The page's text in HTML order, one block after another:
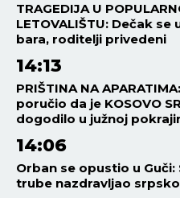
TRAGEDIJA U
LETOVALIŠTU: Dečak
bara, roditelji privedeni
14:13
PRIŠTINA NA
poručio da je KOSOVO
dogodilo u južnoj
14:06
Orban se opustio u
trube nazdravljao